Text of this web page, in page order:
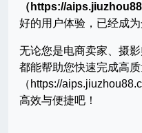
（https://
好的用户体验，已经成为
无论您是电商卖家、摄
都能帮助您快速完成高
（https://
高效与便捷吧！